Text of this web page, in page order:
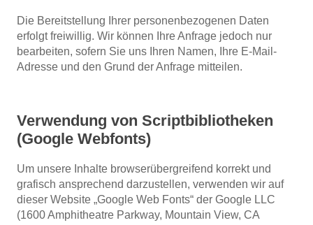
Die Bereitstellung Ihrer personenbezogenen Daten
erfolgt freiwillig. Wir können Ihre Anfrage jedoch nur
bearbeiten, sofern Sie uns Ihren Namen, Ihre E-Mail-
Adresse und den Grund der Anfrage mitteilen.
Verwendung von Scriptbibliotheken
(Google Webfonts)
Um unsere Inhalte browserübergreifend korrekt und
grafisch ansprechend darzustellen, verwenden wir auf
dieser Website „Google Web Fonts“ der Google LLC
(1600 Amphitheatre Parkway, Mountain View, CA